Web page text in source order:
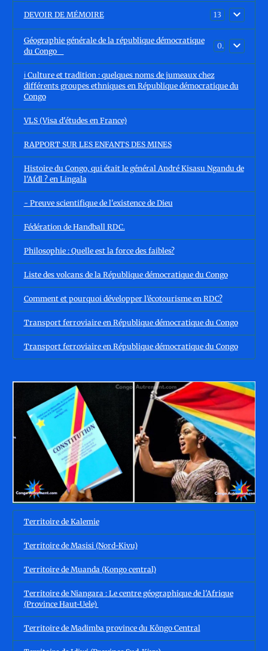
DEVOIR DE MÉMOIRE 13
Géographie générale de la république démocratique
du Congo
0
ℹ️ Culture et tradition : quelques noms de jumeaux chez
différents groupes ethniques en République démocratique du
Congo
VLS (Visa d'études en France)
RAPPORT SUR LES ENFANTS DES MINES
Histoire du Congo, qui était le général André Kisasu Ngandu de
l'Afdl ? en Lingala
- Preuve scientifique de l'existence de Dieu
Fédération de Handball RDC.
Philosophie : Quelle est la force des faibles?
Liste des volcans de la République démocratique du Congo
Comment et pourquoi développer l’écotourisme en RDC?
Transport ferroviaire en République démocratique du Congo
Transport ferroviaire en République démocratique du Congo
Territoire de Kalemie
Territoire de Masisi (Nord-Kivu)
Territoire de Muanda (Kongo central)
Territoire de Niangara : Le centre géographique de l'Afrique
(Province Haut-Uele)
Territoire de Madimba province du Kôngo Central